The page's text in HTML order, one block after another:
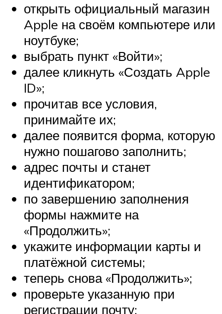
открыть официальный магазин
Apple на своём компьютере или
ноутбуке;
выбрать пункт «Войти»;
далее кликнуть «Создать Apple
ID»;
прочитав все условия,
принимайте их;
далее появится форма, которую
нужно пошагово заполнить;
адрес почты и станет
идентификатором;
по завершению заполнения
формы нажмите на
«Продолжить»;
укажите информации карты и
платёжной системы;
теперь снова «Продолжить»;
проверьте указанную при
регистрации почту;